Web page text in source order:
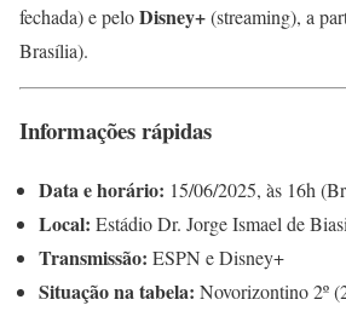
fechada) e peloDisney+(streaming), a
Brasília).
Informações rápidas
Data e horário: 15/06/2025, às 16h
Local: Estádio Dr. Jorge Ismael de
Transmissão: ESPN e Disney+
Situação na tabela: Novorizontino 2º